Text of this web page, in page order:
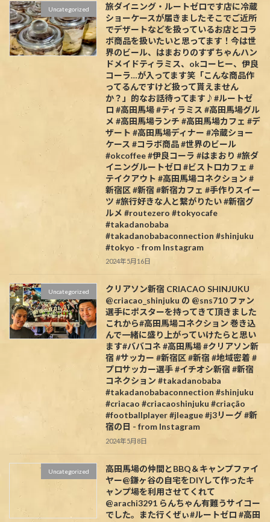
Uncategorized
旅ダイニング・ルートゼロです️店に冷蔵
ショーケースが届きましたそこでご近所
でデザートなどを扱っているお店とコラ
ボ商品を扱いたいと思ってます！今は世
界のビール、はまおりのすずちゃんハン
ドメイドティラミス、okコーヒー、伊良
コーラ…が入ってます笑「こんな商品作
ってるんですけど扱って貰えません
か？」的なお話待ってます♪#ルートゼ
ロ #高田馬場 #ティラミス #高田馬場グル
メ #高田馬場ランチ #高田馬場カフェ #デ
ザート #高田馬場ディナー #冷蔵ショー
ケース #コラボ商品 #世界のビール
#okcoffee #伊良コーラ #はまおり #旅ダ
イニングルートゼロ #ビストロカフェ #
テイクアウト #高田馬場コネクション #
新宿区 #新宿 #新宿カフェ #手作りスイー
ツ #旅行好きな人と繋がりたい #新宿グ
ルメ #routezero #tokyocafe
#takadanobaba
#takadanobabaconnection #shinjuku
#tokyo - from Instagram
2024年5月16日
Uncategorized
クリアソン新宿 CRIACAO SHINJUKU
@criacao_shinjuku の @sns710 ファン
選手にポスターを持ってきて頂きました️
これから#高田馬場コネクション 巻き込
んで一緒に盛り上がっていけたらと思い
ます#ババコネ #高田馬場 #クリアソン新
宿 #サッカー #新宿区 #新宿 #地域密着 #
プロサッカー選手 #イチオシ新宿 #新宿
コネクション #takadanobaba
#takadanobabaconnection #shinjuku
#criacao #criacaoshinjuku #criação
#footballplayer #jleague #j3リーグ #新
宿の日 - from Instagram
2024年5月8日
Uncategorized
高田馬場の仲間とBBQ＆キャンプファイ
ヤー@鎌ヶ谷の自宅をDIYして作ったキ
ャンプ場を利用させてくれて
@arachi3291 らんちゃん有難うサイコー
でした。また行くぜぃ#ルートゼロ #高田